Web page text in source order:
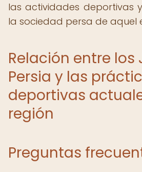
las actividades deportivas
la sociedad persa de aquel
Relación entre los
Persia y las
deportivas
región
Preguntas